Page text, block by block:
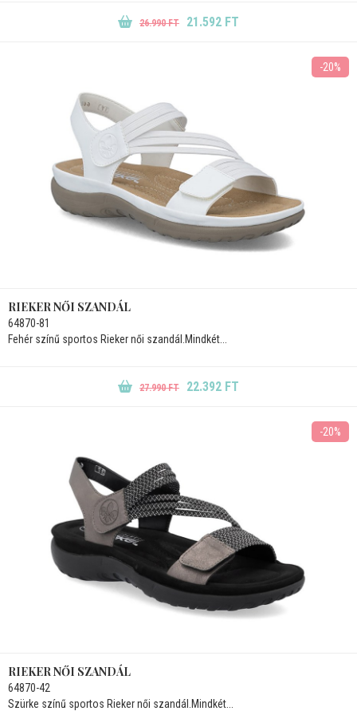
26.990 FT 21.592 FT
-20%
RIEKER NŐI SZANDÁL
64870-81
Fehér színű sportos Rieker női szandál.Mindkét...
27.990 FT 22.392 FT
-20%
RIEKER NŐI SZANDÁL
64870-42
Szürke színű sportos Rieker női szandál.Mindkét...